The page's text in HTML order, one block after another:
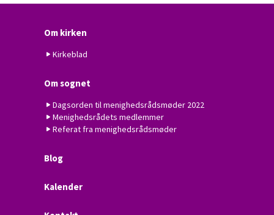
Om kirken
Kirkeblad
Om sognet
Dagsorden til menighedsrådsmøder 2022
Menighedsrådets medlemmer
Referat fra menighedsrådsmøder
Blog
Kalender